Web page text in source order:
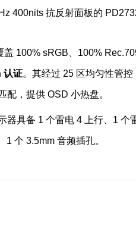
400nits 抗反射面板的
盖 100% sRGB、100%
认证。其经过 25 区均匀性管
配，提供 OSD 小热盘。
器具备 1 个雷电 4 上行、1
1 个 3.5mm 音频插孔。